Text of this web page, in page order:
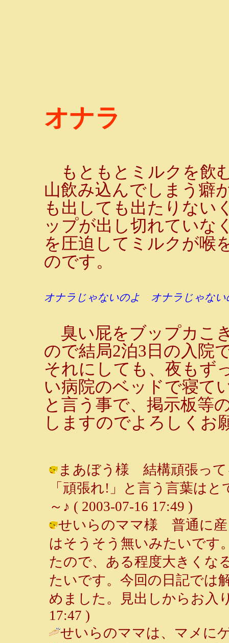
オナラ
もともとミルクを飲
山飲み込んでしまう癖
も出しても出たりない
ップが出し切れていな
を圧迫してミルクが喉
のです。
オナラじゃないのよ オナラじゃな
臭い屁をブップカこ
ので結局2泊3日の入院
それにしても、夜もず
い病院のベッドで寝て
と言う事で、掲示板等
しますのでよろしくお
まあぼう様 結構頑張って
「頑張れ!」と言う言葉は
～♪ ( 2003-07-16 17:49 )
せいらのママ様 普通に産
はそうそう無いみたいです
たので、ある程度大きくな
たいです。今回の日記では
めました。見出しからお入
17:47 )
せいらのママは、マメに